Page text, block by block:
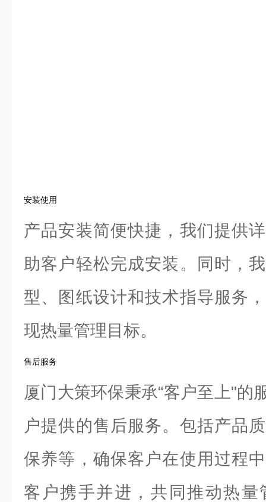
安装使用
产品安装简便快捷，我们提供
助客户轻松完成安装。同时，
型、图纸设计和技术指导服务
现热量管理目标。
售后服务
厦门大策环保秉承“客户至上"的
户提供的售后服务。包括产品
保养等，确保客户在使用过程
客户携手并进，共同推动热